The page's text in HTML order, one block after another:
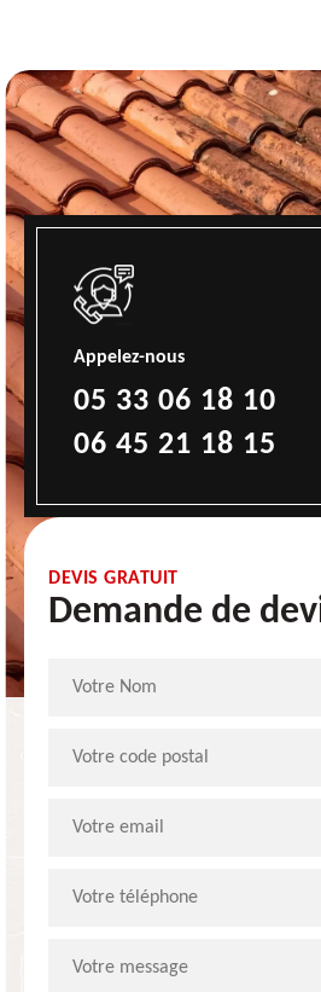
Appelez-nous
05 33 06 18 10
06 45 21 18 15
DEVIS GRATUIT
Demande de